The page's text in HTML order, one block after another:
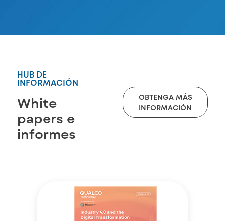
HUB DE
INFORMACIÓN
White
papers e
informes
OBTENGA MÁS
INFORMACIÓN